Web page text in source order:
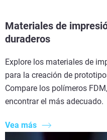
Materiales de
duraderos
Explore los materiales de
para la creación de
Compare los polímeros
encontrar el más adecuado.
Vea más